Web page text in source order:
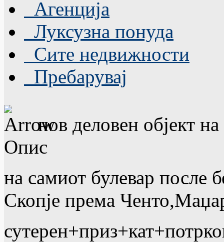
Агенција
Луксузна понуда
Сите недвижности
Пребарувај
нов деловен објект
Опис
на самиот булевар после
Скопје према